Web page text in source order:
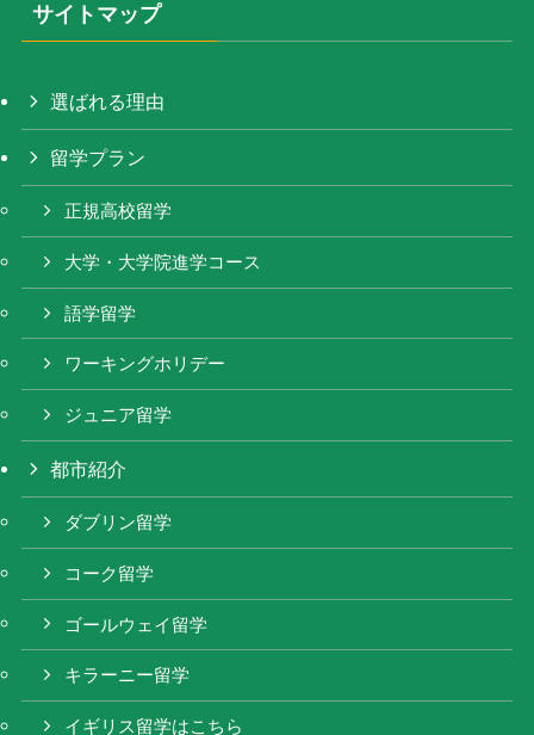
サイトマップ
選ばれる理由
留学プラン
正規高校留学
大学・大学院進学コース
語学留学
ワーキングホリデー
ジュニア留学
都市紹介
ダブリン留学
コーク留学
ゴールウェイ留学
キラーニー留学
イギリス留学はこちら